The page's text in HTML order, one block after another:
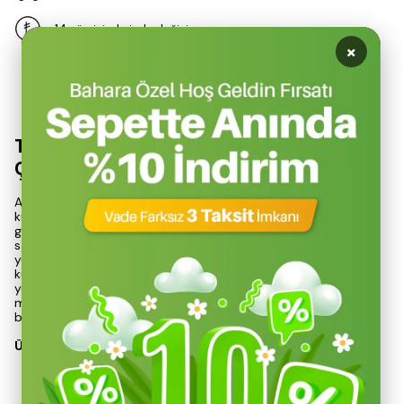
14 gün içinde iade değişim
Ürün Açıklaması
Temiz ve Ferah Bir Ortam İçin İdeal
Çözüm
Automix Kokusuz Küllük, tüm yerli ve yabancı araçlarda
kullanılabilen, şık bir tasarıma sahip bir oto aksesuarıdır. Siyah
gövde yapısı, estetik bir görünüm sunarken, geniş hacmi
sayesinde uzun süreli kullanım imkanı tanır. Sigara izmaritlerini
yerleştirmek ve söndürmek için özel alanları ile pratik bir
kullanım sağlar. Ergonomik tasarımı, hem uzun hem de kısa
yolculuklar sırasında büyük kolaylık sunar ve aracınızın iç
mekanını koruyarak kirlenmesini önler. Ayrıca, araç içindeki
bardaklık kısmına uyumlu yapısı ile dikkat çeker.
Ürün Özellikleri
Kokusuz Tasarım:
Özel yapısı, rahatsız edici sigara
kokusunu önleyerek ferah bir hava sağlar.
×